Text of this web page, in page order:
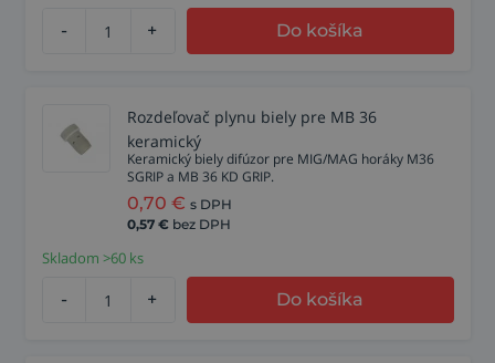
- + Do košíka
Rozdeľovač plynu biely pre MB 36
keramický
Keramický biely difúzor pre MIG/MAG horáky M36
SGRIP a MB 36 KD GRIP.
0,70 € s DPH
0,57 € bez DPH
Skladom >60 ks
- + Do košíka